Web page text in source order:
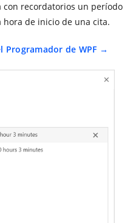
con recordatorios un período
de inicio de una cita.
Programador de WPF